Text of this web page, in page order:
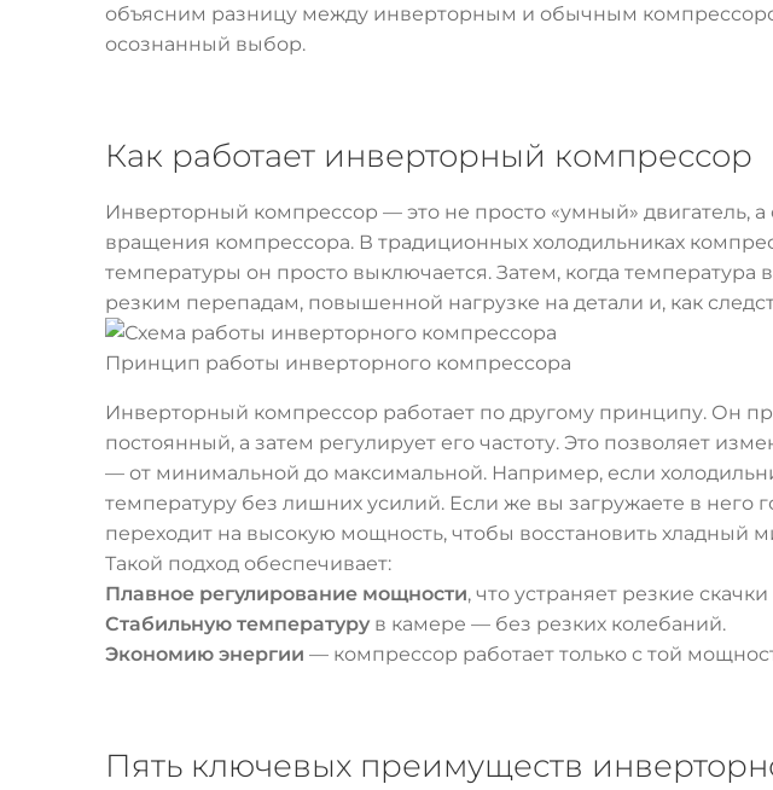
объясним разницу между инверторным и обычным
осознанный выбор.
Как работает инверторный компрессор
Инверторный компрессор — это не просто «умный» двигатель,
вращения компрессора. В традиционных холодильниках
температуры он просто выключается. Затем, когда
резким перепадам, повышенной нагрузке на детали и, как
Принцип работы инверторного компрессора
Инверторный компрессор работает по другому принципу. Он
постоянный, а затем регулирует его частоту. Это позволяет
— от минимальной до максимальной. Например, если
температуру без лишних усилий. Если же вы загружаете в него
переходит на высокую мощность, чтобы восстановить хладный
Такой подход обеспечивает:
Плавное регулирование мощности, что устраняет резкие
Стабильную температуру в камере — без резких колебаний.
Экономию энергии — компрессор работает только с той
Пять ключевых преимуществ